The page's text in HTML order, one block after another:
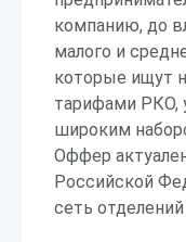
компанию, до
малого и
которые ищут
тарифами РКО,
широким
Оффер
Российской
сеть